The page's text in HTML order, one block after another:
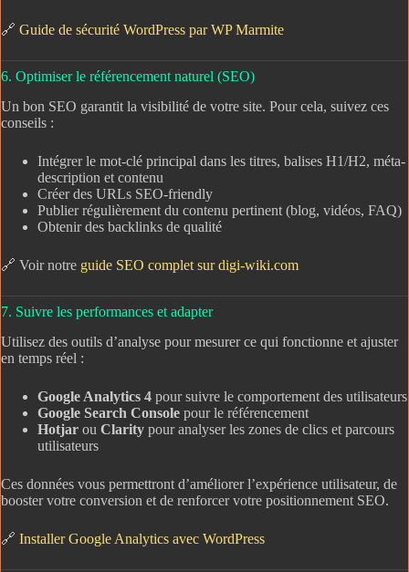
🔗 Guide de sécurité WordPress par WP Marmite
6. Optimiser le référencement naturel (SEO)
Un bon SEO garantit la visibilité de votre site. Pour cela, suivez ces
conseils :
Intégrer le mot-clé principal dans les titres, balises H1/H2, méta-
description et contenu
Créer des URLs SEO-friendly
Publier régulièrement du contenu pertinent (blog, vidéos, FAQ)
Obtenir des backlinks de qualité
🔗 Voir notre guide SEO complet sur digi-wiki.com
7. Suivre les performances et adapter
Utilisez des outils d’analyse pour mesurer ce qui fonctionne et ajuster
en temps réel :
Google Analytics 4 pour suivre le comportement des utilisateurs
Google Search Console pour le référencement
Hotjar ou Clarity pour analyser les zones de clics et parcours
utilisateurs
Ces données vous permettront d’améliorer l’expérience utilisateur, de
booster votre conversion et de renforcer votre positionnement SEO.
🔗 Installer Google Analytics avec WordPress